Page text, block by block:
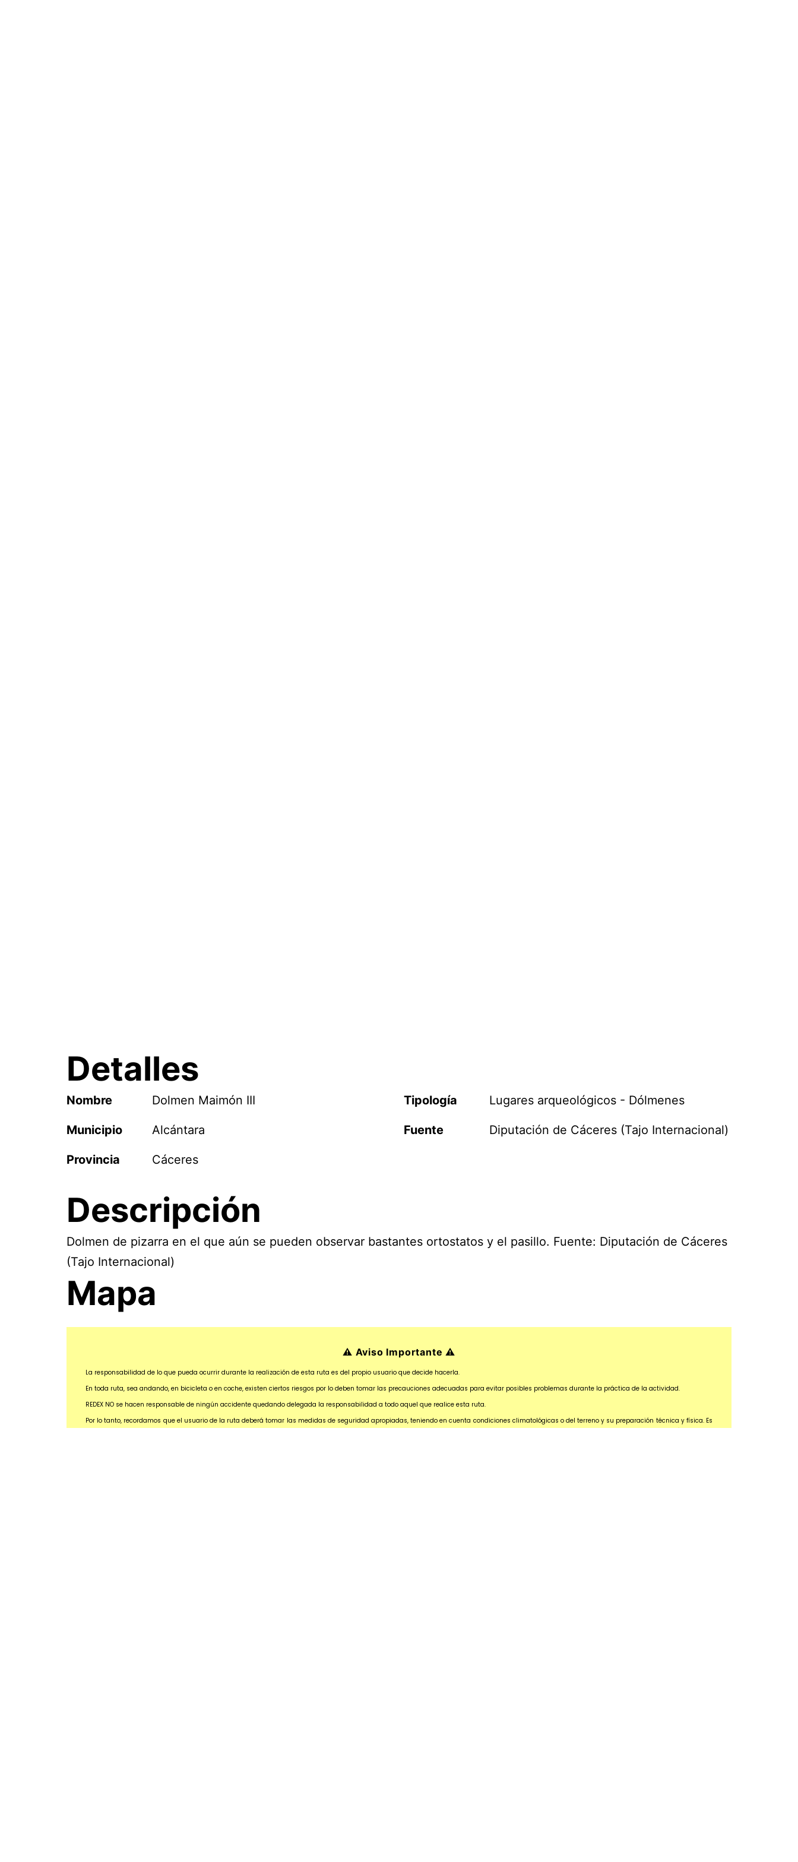
Detalles
Nombre Dolmen Maimón III Tipología Lugares arqueológicos - Dólmenes
Provincia Cáceres
Municipio Alcántara Fuente Diputación de Cáceres (Tajo Internacional)
Descripción
Dolmen de pizarra en el que aún se pueden observar bastantes ortostatos y el pasillo. Fuente: Diputación de Cáceres
(Tajo Internacional)
Mapa
⚠️ Aviso Importante ⚠️
La responsabilidad de lo que pueda ocurrir durante la realización de esta ruta es del propio usuario que decide hacerla.
En toda ruta, sea andando, en bicicleta o en coche, existen ciertos riesgos por lo deben tomar las precauciones adecuadas para evitar posibles problemas durante la práctica de la actividad.
REDEX NO se hacen responsable de ningún accidente quedando delegada la responsabilidad a todo aquel que realice esta ruta.
Por lo tanto, recordamos que el usuario de la ruta deberá tomar las medidas de seguridad apropiadas, teniendo en cuenta condiciones climatológicas o del terreno y su preparación técnica y física. Es
necesario llevar un dispositivo GPS o smartphone para recorrer las rutas y es aconsejable llevar un mapa detallado de la zona por donde se circule. Es necesario respetar las normas de tráfico en las